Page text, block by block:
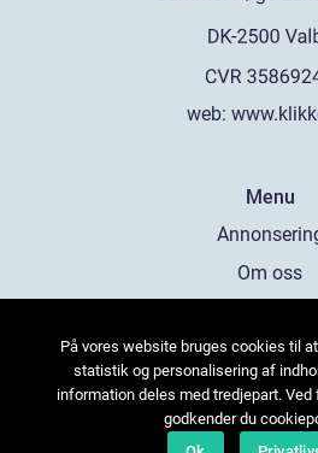
web:
Menu
Om oss
Kontakta
Sitemap
På vores website bruges cookies til
statistik og personalisering af
information deles med tredjepart.
godkender du